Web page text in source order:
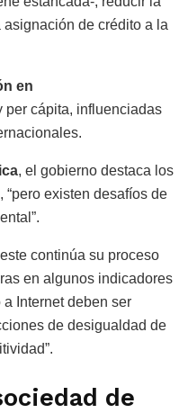
de crédito a la
en
per cápita, influenciadas
, el gobierno destaca los
existen desafíos de
continúa su proceso
en algunos indicadores
Internet deben ser
de desigualdad de
de